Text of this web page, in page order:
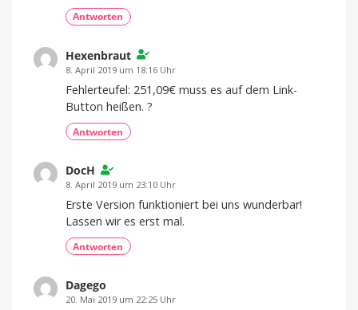
Antworten
Hexenbraut
8. April 2019 um 18:16 Uhr
Fehlerteufel: 251,09€ muss es auf dem Link-
Button heißen. ?
Antworten
DocH
8. April 2019 um 23:10 Uhr
Erste Version funktioniert bei uns wunderbar!
Lassen wir es erst mal.
Antworten
Dagego
20. Mai 2019 um 22:25 Uhr